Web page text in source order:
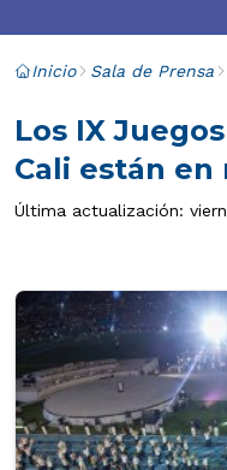
Inicio Sala de Prensa
Los IX
Cali están en
Última actualización: